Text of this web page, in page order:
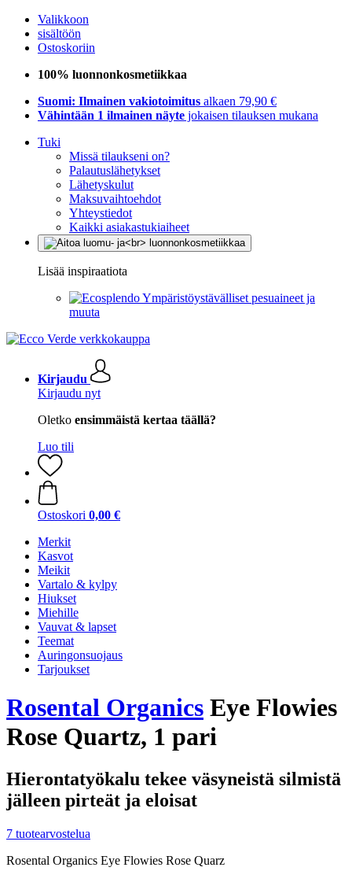
Valikkoon
sisältöön
Ostoskoriin
100% luonnonkosmetiikkaa
Suomi: Ilmainen vakiotoimitus alkaen 79,90 €
Vähintään 1 ilmainen näyte jokaisen tilauksen mukana
Tuki
Missä tilaukseni on?
Palautuslähetykset
Lähetyskulut
Maksuvaihtoehdot
Yhteystiedot
Kaikki asiakastukiaiheet
Lisää inspiraatiota
Ympäristöystävälliset pesuaineet ja
muuta
Kirjaudu
Kirjaudu nyt
Oletko ensimmäistä kertaa täällä?
Luo tili
Ostoskori 0,00 €
Merkit
Kasvot
Meikit
Vartalo & kylpy
Hiukset
Miehille
Vauvat & lapset
Teemat
Auringonsuojaus
Tarjoukset
Rosental Organics Eye Flowies
Rose Quartz, 1 pari
Hierontatyökalu tekee väsyneistä silmistä
jälleen pirteät ja eloisat
7 tuotearvostelua
Rosental Organics Eye Flowies Rose Quarz